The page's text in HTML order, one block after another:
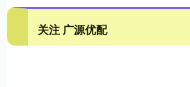
关注 广源优配